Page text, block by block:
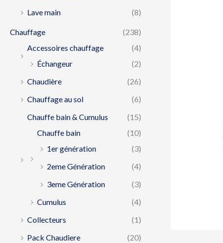
Lave main
(8)
Chauffage
(238)
Accessoires chauffage
(4)
Échangeur
(2)
Chaudière
(26)
Chauffage au sol
(6)
Chauffe bain & Cumulus
(15)
Chauffe bain
(10)
1er génération
(3)
2eme Génération
(4)
3eme Génération
(3)
Cumulus
(4)
Collecteurs
(1)
Pack Chaudiere
(20)